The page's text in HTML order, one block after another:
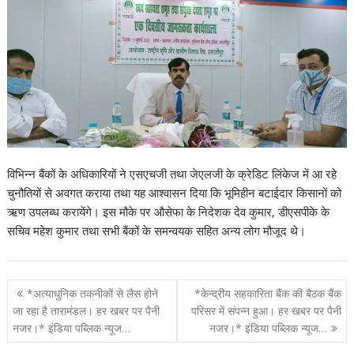
विभिन्न बैंकों के अधिकारियों ने एसएचजी तथा जेएलजी के क्रेडिट लिंकेज में आ रहे
चुनौतियों से अवगत कराया तथा यह आश्वासन दिया कि भूमिहीन बटाईदार किसानों को
ऋण उपलब्ध करायेंगे। इस मौके पर औसेफा के निदेशक देव कुमार, डीएसपीके के
सचिव महेश कुमार तथा सभी बैंकों के समन्वयक सहित अन्य लोग मौजूद थे।
P
o
s
*अत्याधुनिक तकनीकों से लैस होने
जा रहा है तारामंडल। हर खबर पर पैनी
नजर।* इंडिया पब्लिक न्यूज…
*केन्द्रीय सहकारिता बैंक की बैठक बैंक
परिसर में संपन्न हुआ। हर खबर पर पैनी
नजर।* इंडिया पब्लिक न्यूज…